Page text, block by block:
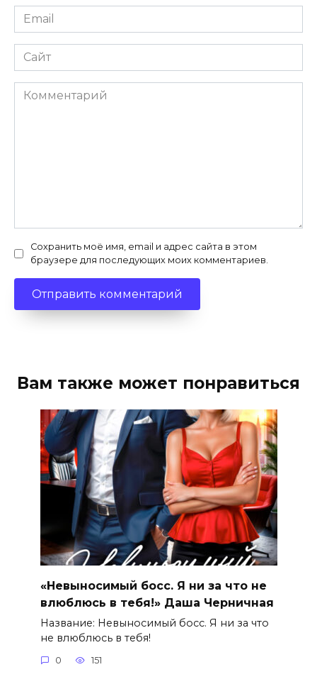
Email
*
Сайт
Комментарий
Сохранить моё имя, email и адрес сайта в этом
браузере для последующих моих комментариев.
Вам также может понравиться
«Невыносимый босс. Я ни за что не
влюблюсь в тебя!» Даша Черничная
Название: Невыносимый босс. Я ни за что
не влюблюсь в тебя!
0 151